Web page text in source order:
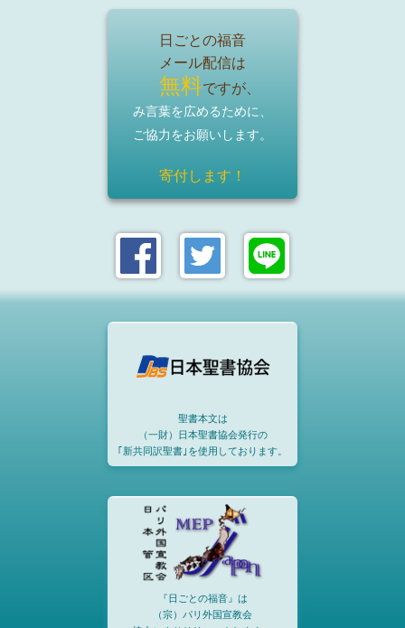
日ごとの福音
メール配信は
無料ですが、
み言葉を広めるために、
ご協力をお願いします。
寄付します！
聖書本文は
（一財）日本聖書協会発行の
｢新共同訳聖書｣を使用しております。
『日ごとの福音』は
（宗）パリ外国宣教会